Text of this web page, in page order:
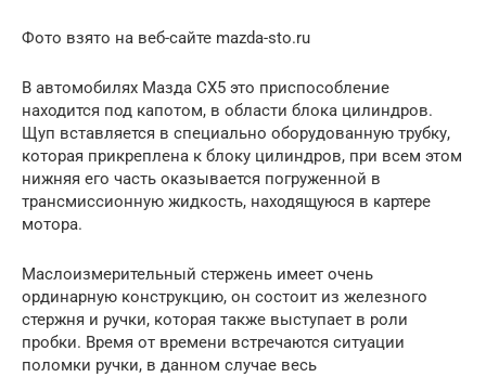
Фото взято на веб-сайте mazda-sto.ru
В автомобилях Мазда СХ5 это приспособление
находится под капотом, в области блока цилиндров.
Щуп вставляется в специально оборудованную трубку,
которая прикреплена к блоку цилиндров, при всем этом
нижняя его часть оказывается погруженной в
трансмиссионную жидкость, находящуюся в картере
мотора.
Маслоизмерительный стержень имеет очень
ординарную конструкцию, он состоит из железного
стержня и ручки, которая также выступает в роли
пробки. Время от времени встречаются ситуации
поломки ручки, в данном случае весь